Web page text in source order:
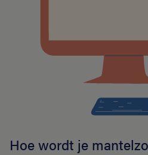
Hoe wordt je